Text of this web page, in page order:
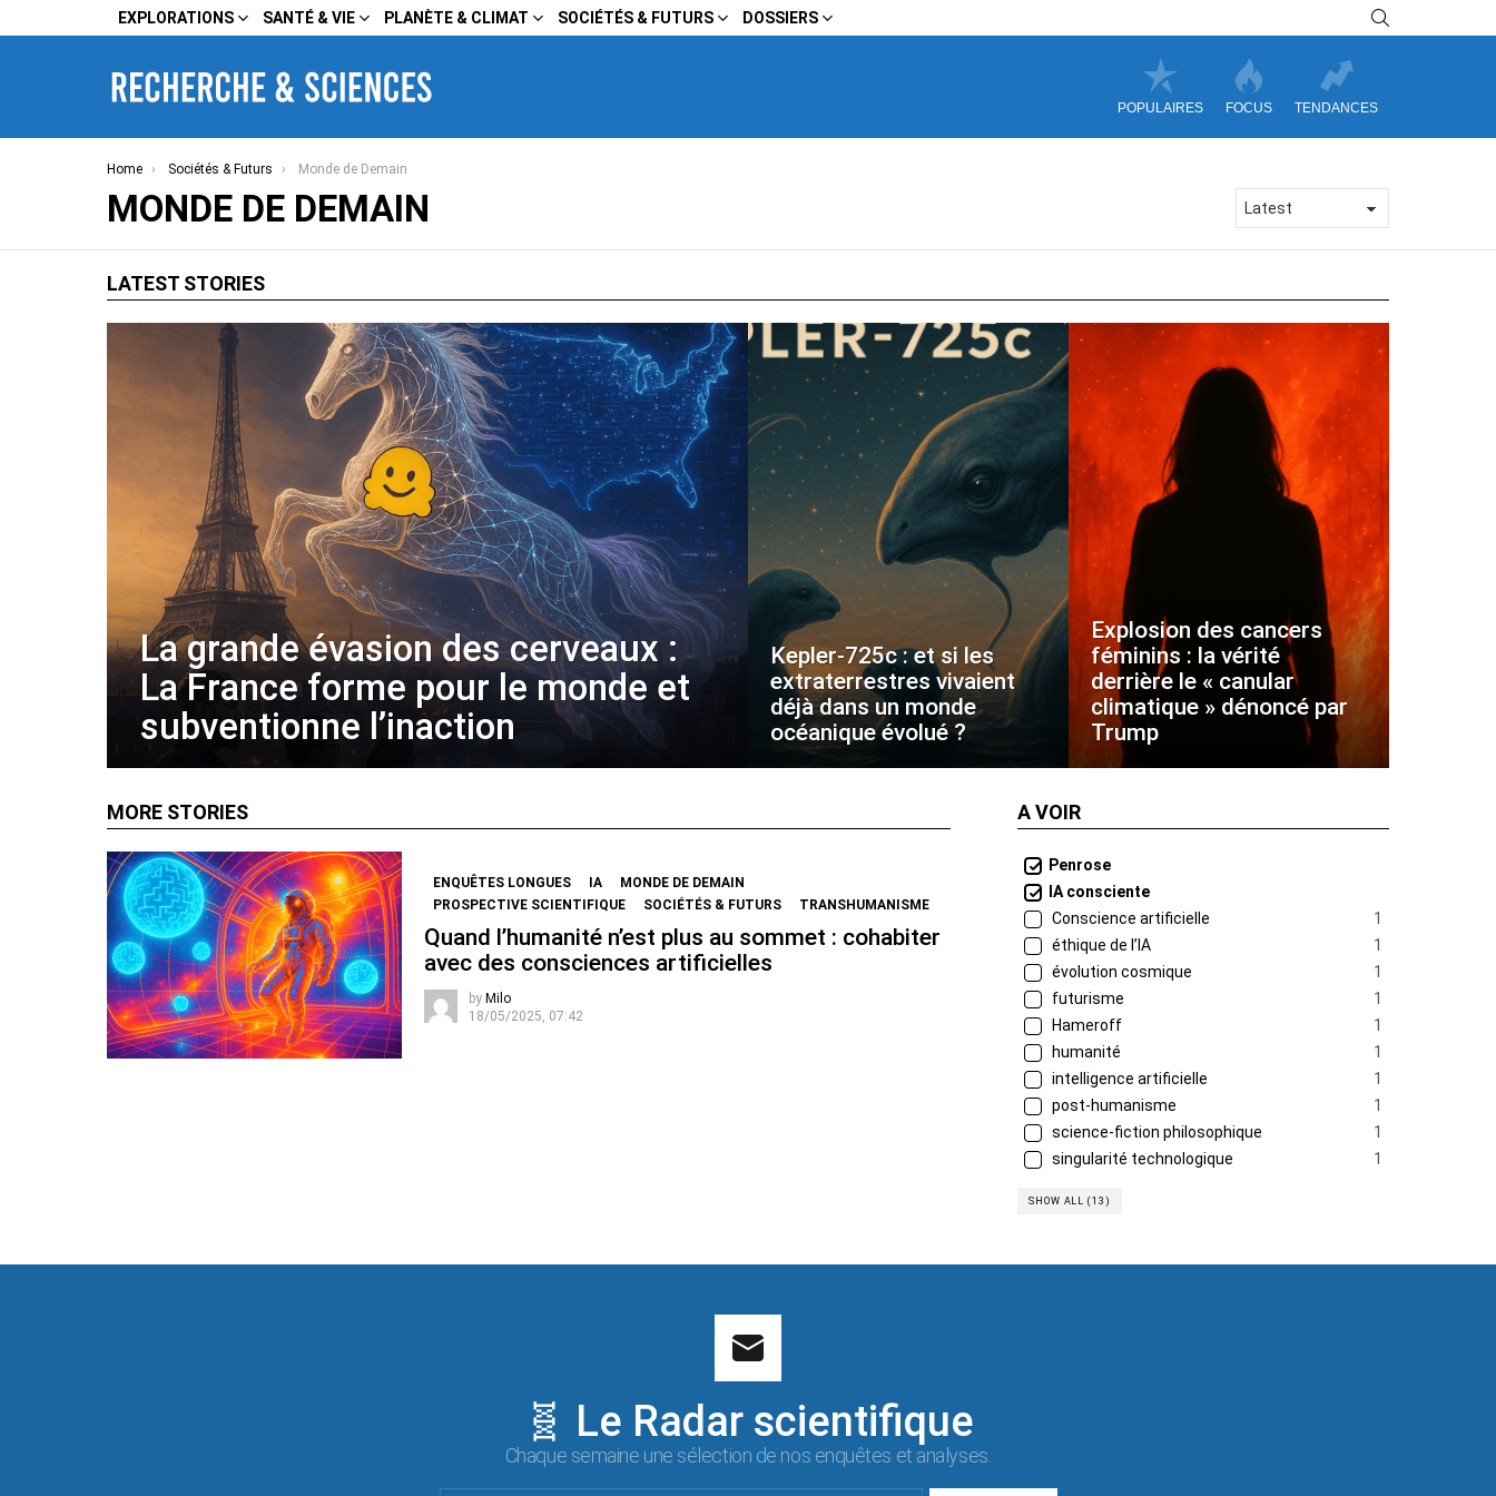
EXPLORATIONS SANTÉ & VIE PLANÈTE & CLIMAT SOCIÉTÉS & FUTURS DOSSIERS
POPULAIRES FOCUS TENDANCES
You are here:
Home Sociétés & Futurs Monde de Demain
MONDE DE DEMAIN
LATEST STORIES
La grande évasion des cerveaux :
La France forme pour le monde et
subventionne l’inaction
Kepler-725c : et si les
extraterrestres vivaient
déjà dans un monde
océanique évolué ?
Explosion des cancers
féminins : la vérité
derrière le « canular
climatique » dénoncé par
Trump
MORE STORIES
ENQUÊTES LONGUES IA
MONDE DE DEMAIN
PROSPECTIVE SCIENTIFIQUE
SOCIÉTÉS & FUTURS TRANSHUMANISME
Quand l’humanité n’est plus au sommet : cohabiter
avec des consciences artificielles
by Milo
18/05/2025, 07:42
A VOIR
Penrose
IA consciente
Conscience artificielle
1
éthique de l’IA
1
évolution cosmique
1
futurisme
1
Hameroff
1
humanité
1
intelligence artificielle
1
post-humanisme
1
science-fiction philosophique
1
singularité technologique
1
SHOW ALL (13)
🧬 Le Radar scientifique
Chaque semaine une sélection de nos enquêtes et analyses.